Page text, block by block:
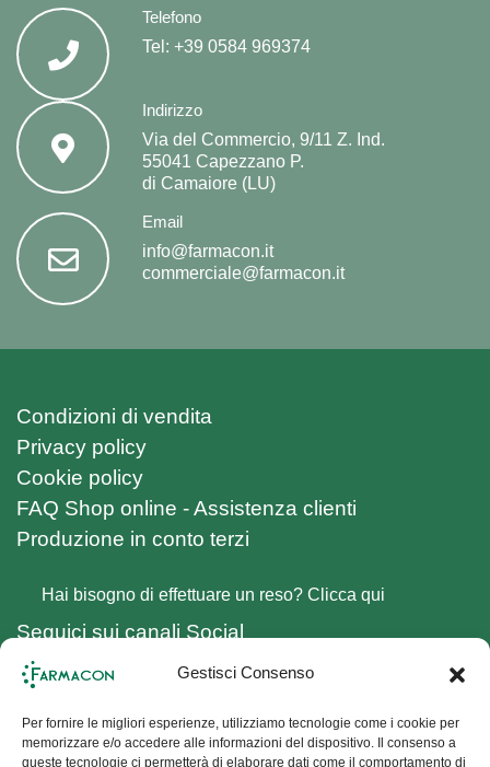
Gestisci Consenso
Per fornire le migliori esperienze, utilizziamo tecnologie come i cookie per
memorizzare e/o accedere alle informazioni del dispositivo. Il consenso a
queste tecnologie ci permetterà di elaborare dati come il comportamento di
Telefono
Tel: +39 0584 969374
Indirizzo
Via del Commercio, 9/11 Z. Ind.
55041 Capezzano P.
di Camaiore (LU)
Email
info@farmacon.it
commerciale@farmacon.it
Condizioni di vendita
Privacy policy
Cookie policy
FAQ Shop online - Assistenza clienti
Produzione in conto terzi
Hai bisogno di effettuare un reso? Clicca qui
Seguici sui canali Social
Facebook
Instagram
Iscriviti alla Newsletter